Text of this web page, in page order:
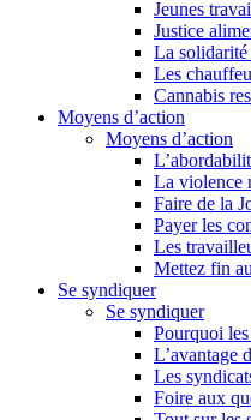
Jeunes
Justice
La
Les
Cannabis
Moyens d’action
Moyens d’action
La violence
Faire de la
Payer les
Les
Mettez fin
Se syndiquer
Se syndiquer
Pourquoi
L’avantage
Les
Foire aux